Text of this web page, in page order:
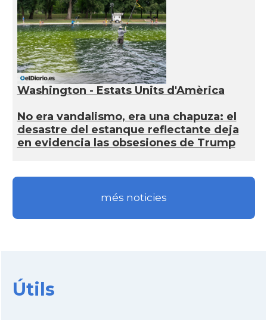
Washington - Estats Units d'Amèrica
No era vandalismo, era una chapuza: el
desastre del estanque reflectante deja
en evidencia las obsesiones de Trump
més noticies
Útils